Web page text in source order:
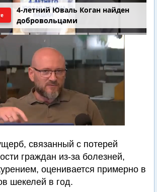
4-летний Юваль Коган найден
добровольцами
связанный с потерей
граждан из-за болезней,
оценивается примерно в
шекелей в год.